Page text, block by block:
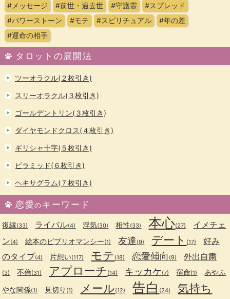
#メッセージ
#前世・過去世 #守護霊
#スプレッド
#パワーストーン
#モテ #スピリチュアル
#年の差
#運命の相手
タロットの展開法
ツーオラクル(２枚引き)
スリーオラクル(３枚引き)
ゴールデントリン(３枚引き)
ダイヤモンドクロス(４枚引き)
ギリシャ十字(５枚引き)
ピラミッド(６枚引き)
ヘキサグラム(７枚引き)
恋愛のキーワード
復縁(33) ライバル(4) 浮気(30) 相性(33) 本心(27)
イメチェ
ン(4) 絵本のビブリオマンシー(1) 友達 (9) デート (17)
好み
のタイプ(4) 片想い(117) モテ (18) 恋愛傾向 (9) 外出自粛
(3) 不倫(31) アプローチ (14) キッカケ(7) 宿命(1)
あやふ
やな関係(1) 見切り (1) メール(12) 告白 (24) 気持ち